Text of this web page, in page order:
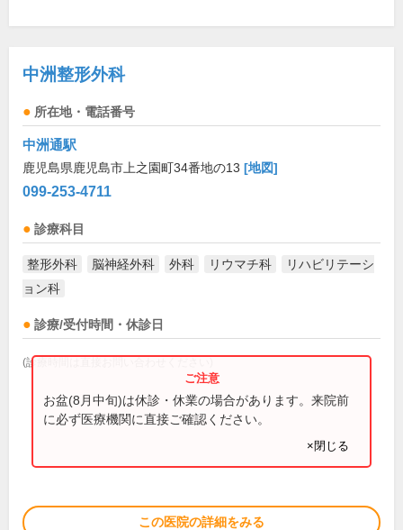
中洲整形外科
所在地・電話番号
中洲通駅
鹿児島県鹿児島市上之園町34番地の13 [地図]
099-253-4711
診療科目
整形外科 脳神経外科 外科 リウマチ科
リハビリテーシ
ョン科
診療/受付時間・休診日
(診療時間は直接お問い合わせください)
お盆(8月中旬)は休診・休業の場合があります。来院前
に必ず医療機関に直接ご確認ください。
×閉じる
この医院の詳細をみる